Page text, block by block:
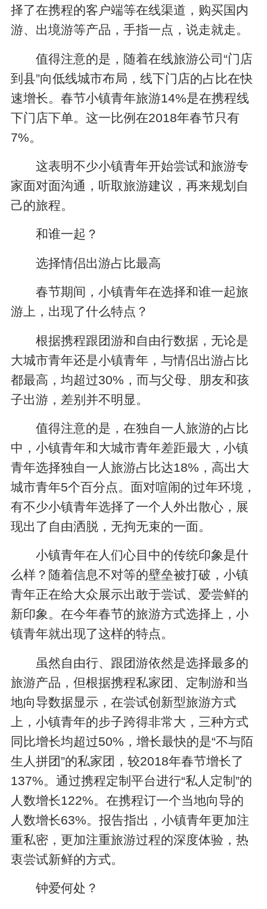
择了在携程的客户端等在线渠道，购买国内
游、出境游等产品，手指一点，说走就走。
值得注意的是，随着在线旅游公司“门店
到县”向低线城市布局，线下门店的占比在快
速增长。春节小镇青年旅游14%是在携程线
下门店下单。这一比例在2018年春节只有
7%。
这表明不少小镇青年开始尝试和旅游专
家面对面沟通，听取旅游建议，再来规划自
己的旅程。
和谁一起？
选择情侣出游占比最高
春节期间，小镇青年在选择和谁一起旅
游上，出现了什么特点？
根据携程跟团游和自由行数据，无论是
大城市青年还是小镇青年，与情侣出游占比
都最高，均超过30%，而与父母、朋友和孩
子出游，差别并不明显。
值得注意的是，在独自一人旅游的占比
中，小镇青年和大城市青年差距最大，小镇
青年选择独自一人旅游占比达18%，高出大
城市青年5个百分点。面对喧闹的过年环境，
有不少小镇青年选择了一个人外出散心，展
现出了自由洒脱，无拘无束的一面。
小镇青年在人们心目中的传统印象是什
么样？随着信息不对等的壁垒被打破，小镇
青年正在给大众展示出敢于尝试、爱尝鲜的
新印象。在今年春节的旅游方式选择上，小
镇青年就出现了这样的特点。
虽然自由行、跟团游依然是选择最多的
旅游产品，但根据携程私家团、定制游和当
地向导数据显示，在尝试创新型旅游方式
上，小镇青年的步子跨得非常大，三种方式
同比增长均超过50%，增长最快的是“不与陌
生人拼团”的私家团，较2018年春节增长了
137%。通过携程定制平台进行“私人定制”的
人数增长122%。在携程订一个当地向导的
人数增长63%。报告指出，小镇青年更加注
重私密，更加注重旅游过程的深度体验，热
衷尝试新鲜的方式。
钟爱何处？